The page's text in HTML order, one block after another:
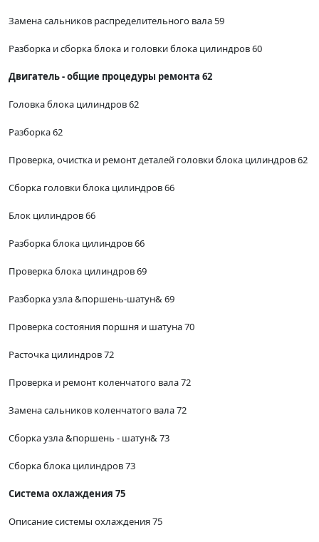
Замена сальников распределительного вала 59
Разборка и сборка блока и головки блока цилиндров 60
Двигатель - общие процедуры ремонта 62
Головка блока цилиндров 62
Разборка 62
Проверка, очистка и ремонт деталей головки блока цилиндров 62
Сборка головки блока цилиндров 66
Блок цилиндров 66
Разборка блока цилиндров 66
Проверка блока цилиндров 69
Разборка узла &поршень-шатун& 69
Проверка состояния поршня и шатуна 70
Расточка цилиндров 72
Проверка и ремонт коленчатого вала 72
Замена сальников коленчатого вала 72
Сборка узла &поршень - шатун& 73
Сборка блока цилиндров 73
Система охлаждения 75
Описание системы охлаждения 75